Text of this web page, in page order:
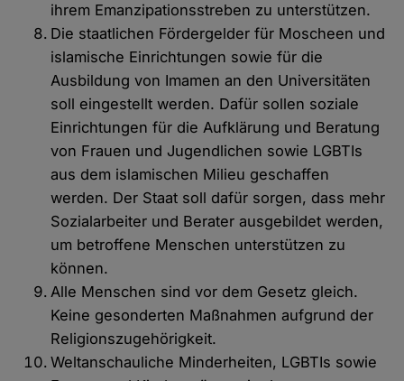
ihrem Emanzipationsstreben zu unterstützen.
Die staatlichen Fördergelder für Moscheen und
islamische Einrichtungen sowie für die
Ausbildung von Imamen an den Universitäten
soll eingestellt werden. Dafür sollen soziale
Einrichtungen für die Aufklärung und Beratung
von Frauen und Jugendlichen sowie LGBTIs
aus dem islamischen Milieu geschaffen
werden. Der Staat soll dafür sorgen, dass mehr
Sozialarbeiter und Berater ausgebildet werden,
um betroffene Menschen unterstützen zu
können.
Alle Menschen sind vor dem Gesetz gleich.
Keine gesonderten Maßnahmen aufgrund der
Religionszugehörigkeit.
Weltanschauliche Minderheiten, LGBTIs sowie